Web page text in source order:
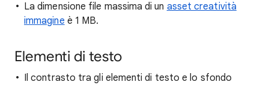
La dimensione file massima di un asset creatività
immagine è 1 MB.
Elementi di testo
Il contrasto tra gli elementi di testo e lo sfondo